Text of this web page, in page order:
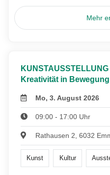
Mehr
Kreativität in Bewegung
Mo, 3. August 2026
09:00 - 17:00 Uhr
Rathausen 2, 6032
Kunst Kultur